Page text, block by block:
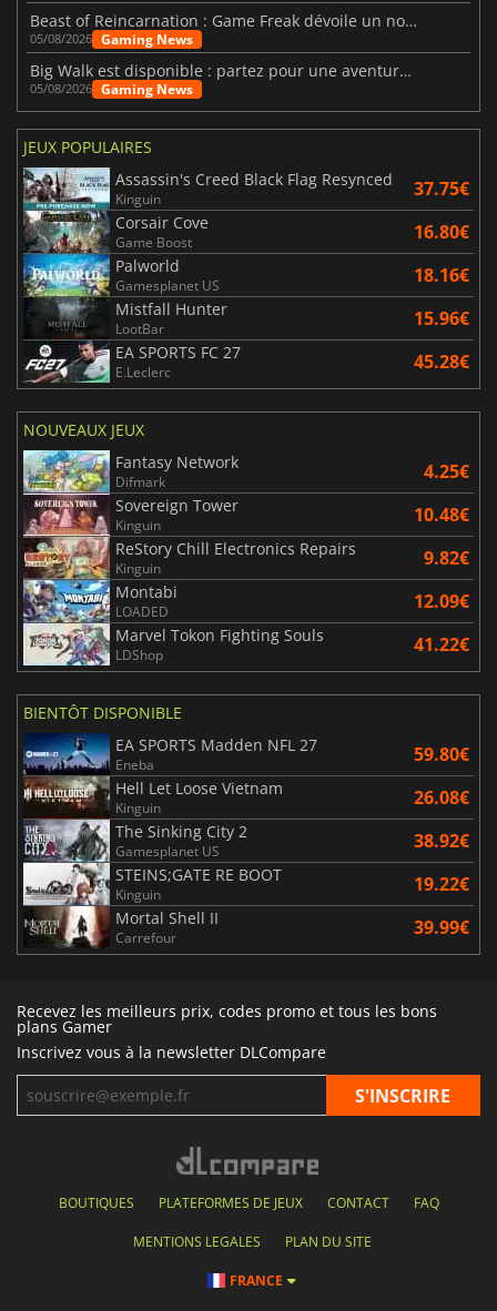
Beast of Reincarnation : Game Freak dévoile un nouveau pari
05/08/2026 Gaming News
Big Walk est disponible : partez pour une aventure entre amis
05/08/2026 Gaming News
JEUX POPULAIRES
Assassin's Creed Black Flag Resynced
Kinguin 37.75€
Corsair Cove
Game Boost 16.80€
Palworld
Gamesplanet US 18.16€
Mistfall Hunter
LootBar 15.96€
EA SPORTS FC 27
E.Leclerc 45.28€
NOUVEAUX JEUX
Fantasy Network
Difmark 4.25€
Sovereign Tower
Kinguin 10.48€
ReStory Chill Electronics Repairs
Kinguin 9.82€
Montabi
LOADED 12.09€
Marvel Tokon Fighting Souls
LDShop 41.22€
BIENTÔT DISPONIBLE
EA SPORTS Madden NFL 27
Eneba 59.80€
Hell Let Loose Vietnam
Kinguin 26.08€
The Sinking City 2
Gamesplanet US 38.92€
STEINS;GATE RE BOOT
Kinguin 19.22€
Mortal Shell II
Carrefour 39.99€
Recevez les meilleurs prix, codes promo et tous les bons
plans Gamer
Inscrivez vous à la newsletter DLCompare
BOUTIQUES PLATEFORMES DE JEUX CONTACT FAQ
MENTIONS LEGALES PLAN DU SITE
FRANCE